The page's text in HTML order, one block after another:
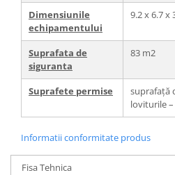
Dimensiunile
echipamentului
9.2 x 6.7 x
Suprafata de
siguranta
83 m2
Suprafete permise
suprafață
loviturile
Informatii conformitate produs
Fisa Tehnica